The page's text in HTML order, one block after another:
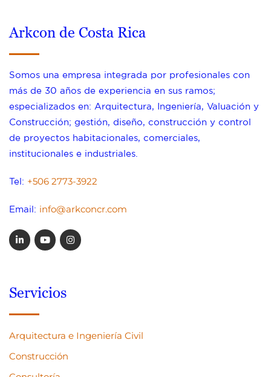
Arkcon de Costa Rica
Somos una empresa integrada por profesionales con
más de 30 años de experiencia en sus ramos;
especializados en: Arquitectura, Ingeniería, Valuación y
Construcción; gestión, diseño, construcción y control
de proyectos habitacionales, comerciales,
institucionales e industriales.
Tel: +506 2773-3922
Email: info@arkconcr.com
Servicios
Arquitectura e Ingeniería Civil
Construcción